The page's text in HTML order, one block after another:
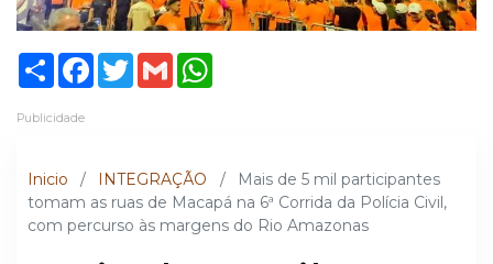
ShareFacebook
TwitterGmail
Publicidade
Inicio / INTEGRAÇÃO /
Mais de 5 mil participantes
tomam as ruas de Macapá na 6ª Corrida da Polícia Civil,
com percurso às margens do Rio Amazonas